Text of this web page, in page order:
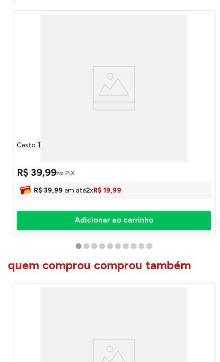
Cesto Telado Preto 60 Litros CT60PT - Arqplast
R$ 39,99no PIX
R$ 39,99 em até2xR$ 19,99
Adicionar ao carrinho
quem comprou comprou também